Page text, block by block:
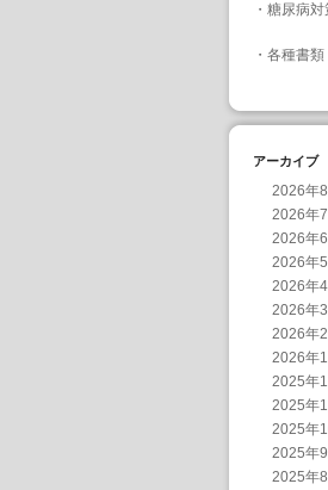
・ 糖尿病対
・ 各種書類
アーカイブ
2026年8
2026年7
2026年6
2026年5
2026年4
2026年3
2026年2
2026年1
2025年
2025年
2025年
2025年9
2025年8